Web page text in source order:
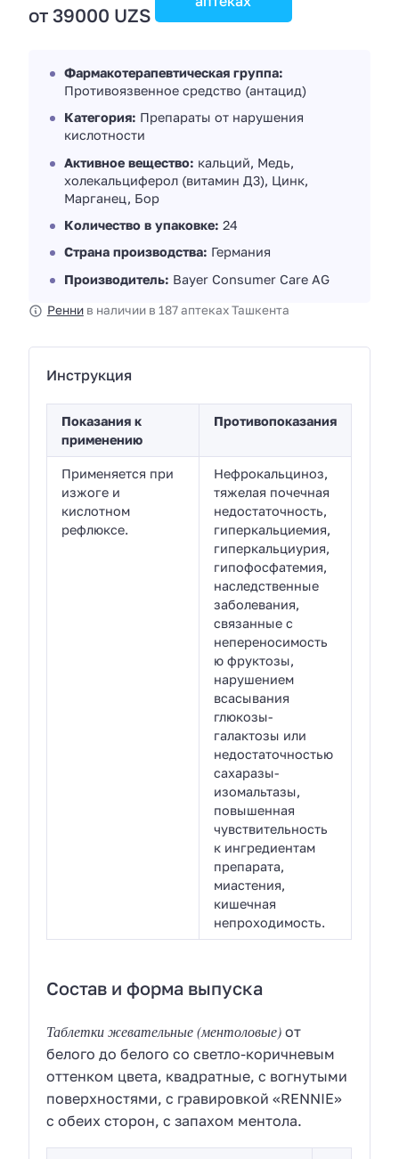
от 39000 UZS
Фармакотерапевтическая группа:
Противоязвенное средство (антацид)
Категория: Препараты от нарушения
кислотности
Активное вещество: кальций, Медь,
холекальциферол (витамин Д3), Цинк,
Марганец, Бор
Количество в упаковке: 24
Страна производства: Германия
Производитель: Bayer Consumer Care AG
Реннив наличии в 187 аптеках Ташкента
Инструкция
Показания к
применению
Противопоказания
Применяется при
изжоге и
кислотном
рефлюксе.
Нефрокальциноз,
тяжелая почечная
недостаточность,
гиперкальциемия,
гиперкальциурия,
гипофосфатемия,
наследственные
заболевания,
связанные с
непереносимость
ю фруктозы,
нарушением
всасывания
глюкозы-
галактозы или
недостаточностью
сахаразы-
изомальтазы,
повышенная
чувствительность
к ингредиентам
препарата,
миастения,
кишечная
непроходимость.
Состав и форма выпуска
Таблетки жевательные (ментоловые) от
белого до белого со светло-коричневым
оттенком цвета, квадратные, с вогнутыми
поверхностями, с гравировкой «RENNIE»
с обеих сторон, с запахом ментола.